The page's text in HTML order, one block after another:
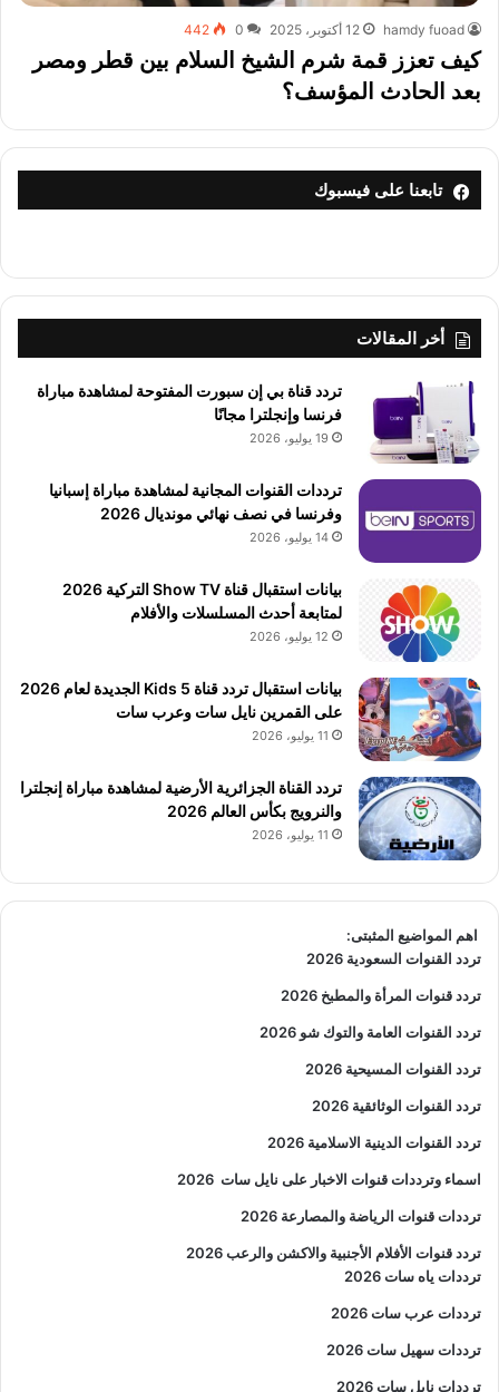
hamdy fuoad 12 أكتوبر، 2025 0
442
كيف تعزز قمة شرم الشيخ السلام بين قطر ومصر
بعد الحادث المؤسف؟
تابعنا على فيسبوك
أخر المقالات
تردد قناة بي إن سبورت المفتوحة لمشاهدة مباراة
فرنسا وإنجلترا مجانًا
19 يوليو، 2026
ترددات القنوات المجانية لمشاهدة مباراة إسبانيا
وفرنسا في نصف نهائي مونديال 2026
14 يوليو، 2026
بيانات استقبال قناة Show TV التركية 2026
لمتابعة أحدث المسلسلات والأفلام
12 يوليو، 2026
بيانات استقبال تردد قناة 5 Kids الجديدة لعام 2026
على القمرين نايل سات وعرب سات
11 يوليو، 2026
تردد القناة الجزائرية الأرضية لمشاهدة مباراة إنجلترا
والنرويج بكأس العالم 2026
11 يوليو، 2026
اهم المواضيع المثبتى:
تردد القنوات السعودية 2026
تردد قنوات المرأة والمطبخ 2026
تردد القنوات العامة والتوك شو 2026
تردد القنوات المسيحية 2026
تردد القنوات الوثائقية 2026
تردد القنوات الدينية الاسلامية 2026
اسماء وترددات قنوات الاخبار على نايل سات 2026
ترددات قنوات الرياضة والمصارعة 2026
تردد قنوات الأفلام الأجنبية والاكشن والرعب2026
ترددات ياه سات 2026
ترددات عرب سات 2026
ترددات سهيل سات 2026
ترددات نايل سات 2026